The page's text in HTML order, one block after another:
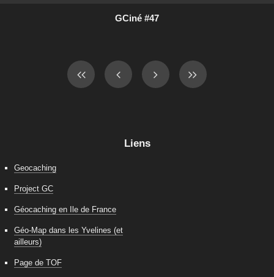
GCiné #47
Liens
Geocaching
Project GC
Géocaching en Ile de France
Géo-Map dans les Yvelines (et
ailleurs)
Page de TOF